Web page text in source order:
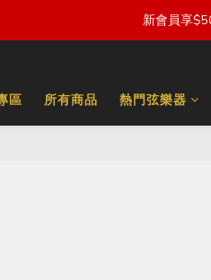
新會員享
區 所有商品 熱門弦樂器